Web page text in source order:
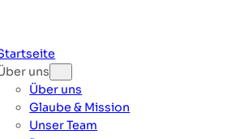
springen
uns
Über uns
Glaube & Mission
Unser Team